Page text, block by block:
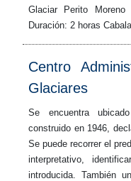
Glaciar Perito
Duración: 2 horas
Centro
Glaciares
Se encuentra
construido en 1946,
Se puede recorrer el
interpretativo,
introducida. También